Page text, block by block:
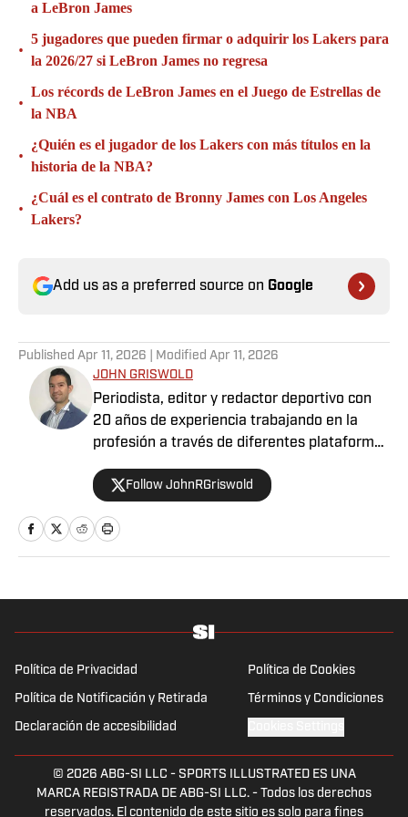
a LeBron James
•
5 jugadores que pueden firmar o adquirir los Lakers para
la 2026/27 si LeBron James no regresa
•
Los récords de LeBron James en el Juego de Estrellas de
la NBA
•
¿Quién es el jugador de los Lakers con más títulos en la
historia de la NBA?
•
¿Cuál es el contrato de Bronny James con Los Angeles
Lakers?
Add us as a preferred source on Google
Published Apr 11, 2026 | Modified Apr 11, 2026
JOHN GRISWOLD
Periodista, editor y redactor deportivo con
20 años de experiencia trabajando en la
profesión a través de diferentes plataformas
eventos a nivel internacional en países como
Puerto Rico y España. Apasionado del fútbol,
tener la oportunidad de combinar la
opinando, con el deporte, es un auténtico
privilegio.
Follow JohnRGriswold
Política de Privacidad Política de Cookies
Política de Notificación y Retirada Términos y Condiciones
Declaración de accesibilidad
© 2026 ABG-SI LLC - SPORTS ILLUSTRATED ES UNA
MARCA REGISTRADA DE ABG-SI LLC. - Todos los derechos
reservados. El contenido de este sitio es solo para fines